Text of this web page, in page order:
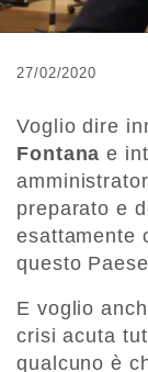
27/02/2020
Voglio dire
Fontana e
preparato e
esattamente
questo
E voglio
crisi acuta
qualcuno è